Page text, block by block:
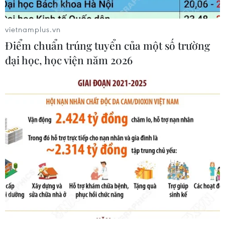
05/08/2026 23:47
Đức điều tra vụ UAV gắn thuốc nổ
Xem thêm
vietnamplus.vn
Điểm chuẩn trúng tuyển của một số trường
đại học, học viện năm 2026